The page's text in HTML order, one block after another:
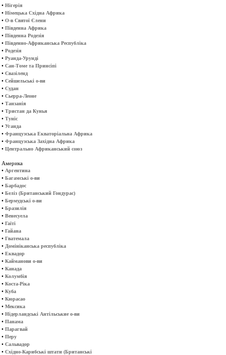
• Нігерія
• Німецька Східна Африка
• О-в Святої Єлени
• Південна Африка
• Південна Родезія
• Південно-Африканська Республіка
• Родезія
• Руанда-Урунді
• Сан-Томе та Принсіпі
• Свазіленд
• Сейшельські о-ви
• Судан
• Сьерра-Леоне
• Танзанія
• Тристан да Кунья
• Туніс
• Уганда
• Французська Екваторіальна Африка
• Французська Західна Африка
• Центрально Африканський союз
Америка
• Аргентина
• Багамські о-ви
• Барбадос
• Беліз (Британський Гондурас)
• Бермудські о-ви
• Бразилія
• Венесуела
• Гаїті
• Гайана
• Гватемала
• Домініканська республіка
• Еквадор
• Кайманови о-ви
• Канада
• Колумбія
• Коста-Ріка
• Куба
• Кюрасао
• Мексика
• Нідерландські Антільськие о-ви
• Панама
• Парагвай
• Перу
• Сальвадор
• Східно-Карибські штати (Британські